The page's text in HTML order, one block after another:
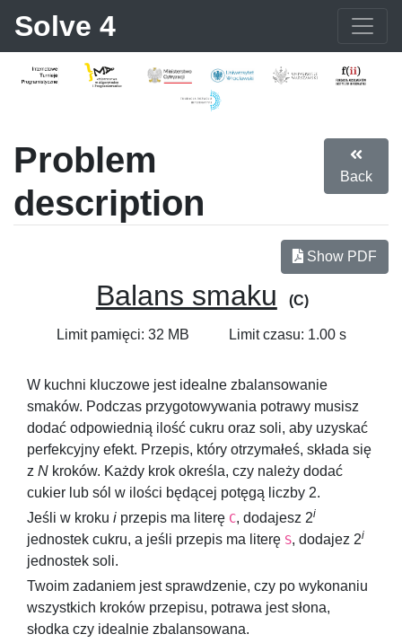
Solve 4
Problem
description
Back
Show PDF
Balans smaku (C)
Limit pamięci: 32 MB Limit czasu: 1.00 s
W kuchni kluczowe jest idealne zbalansowanie
smaków. Podczas przygotowywania potrawy musisz
dodać odpowiednią ilość cukru oraz soli, aby uzyskać
perfekcyjny efekt. Przepis, który otrzymałeś, składa się
z N kroków. Każdy krok określa, czy należy dodać
cukier lub sól w ilości będącej potęgą liczby 2.
Jeśli w kroku i przepis ma literę C, dodajesz 2i
jednostek cukru, a jeśli przepis ma literę S, dodajez 2i
jednostek soli.
Twoim zadaniem jest sprawdzenie, czy po wykonaniu
wszystkich kroków przepisu, potrawa jest słona,
słodka czy idealnie zbalansowana.